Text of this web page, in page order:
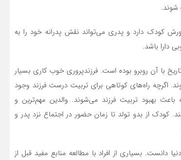
کودک دارد و پدری می‌تواند نقش پدرانه خود را به
دارا باشد.
با آن روبرو بوده است. فرزندپروری خوب کاری بسیار
اگرچه راه‌های کوتاهی برای تربیت درست فرزند وجود
بهبود تربیت فرزند می‌شوند. والدین مهم‌ترین و
کودک از بدو تولد تا زمان حضور در اجتماع نزد پدر و
دانست. بسیاری از افراد با مطالعه منابع مفید قبل از